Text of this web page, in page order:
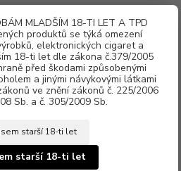
MLADŠÍM 18-TI LET A TPD
produktů se týká omezení
elektronických cigaret a
18-ti let dle zákona č.379/2005
před škodami způsobenými
a jinými návykovými látkami
ve znění zákonů č. 225/2006
Sb. a č. 305/2009 Sb.
starší 18-ti let
starší 18-ti let
Menu
za0 Kč